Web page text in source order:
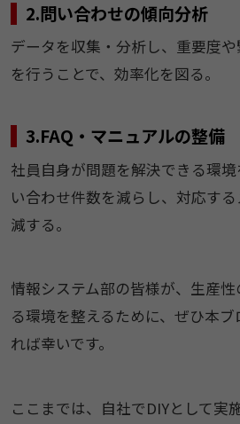
2.問い合わせの傾向分析
データを収集・分析し、重要度
を行うことで、効率化を図る。
3.FAQ・マニュアルの整備
社員自身が問題を解決できる環
い合わせ件数を減らし、対応す
減する。
情報システム部の皆様が、生産
る環境を整えるために、ぜひ本
れば幸いです。
ここまでは、自社でDIYとして実